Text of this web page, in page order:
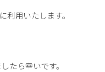
用いたします。
たら幸いです。